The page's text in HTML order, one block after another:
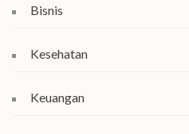
Bisnis
Kesehatan
Keuangan